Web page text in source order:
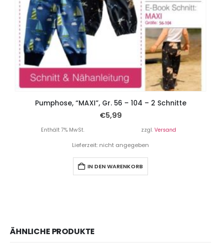
Pumphose, “MAXI”, Gr. 56 – 104 – 2 Schnitte
€5,99
Enthält 7% MwSt. zzgl. Versand
Lieferzeit: nicht angegeben
IN DEN WARENKORB
ÄHNLICHE PRODUKTE